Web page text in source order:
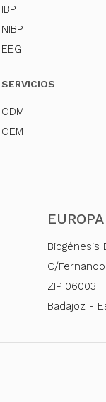
IBP
NIBP
EEG
SERVICIOS
ODM
OEM
EUROPA
Biogénesis
C/
ZIP 06003
Badajoz -